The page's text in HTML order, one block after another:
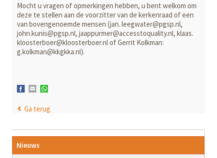
Mocht u vragen of opmerkingen hebben, u bent welkom om
deze te stellen aan de voorzitter van de kerkenraad of een
van bovengenoemde mensen (jan. leegwater@pgsp.nl,
john.kunis@pgsp.nl, jaappurmer@accesstoquality.nl, klaas.
kloosterboer@kloosterboer.nl of Gerrit Kolkman:
g.kolkman@kkgkka.nl).
Facebook
E-mail
Ga terug
Navigatie
overslaan
Nieuws